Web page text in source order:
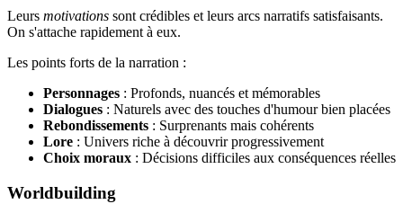
Leurs motivations sont crédibles et leurs arcs narratifs satisfaisants.
On s'attache rapidement à eux.
Les points forts de la narration :
Personnages : Profonds, nuancés et mémorables
Dialogues : Naturels avec des touches d'humour bien placées
Rebondissements : Surprenants mais cohérents
Lore : Univers riche à découvrir progressivement
Choix moraux : Décisions difficiles aux conséquences réelles
Worldbuilding